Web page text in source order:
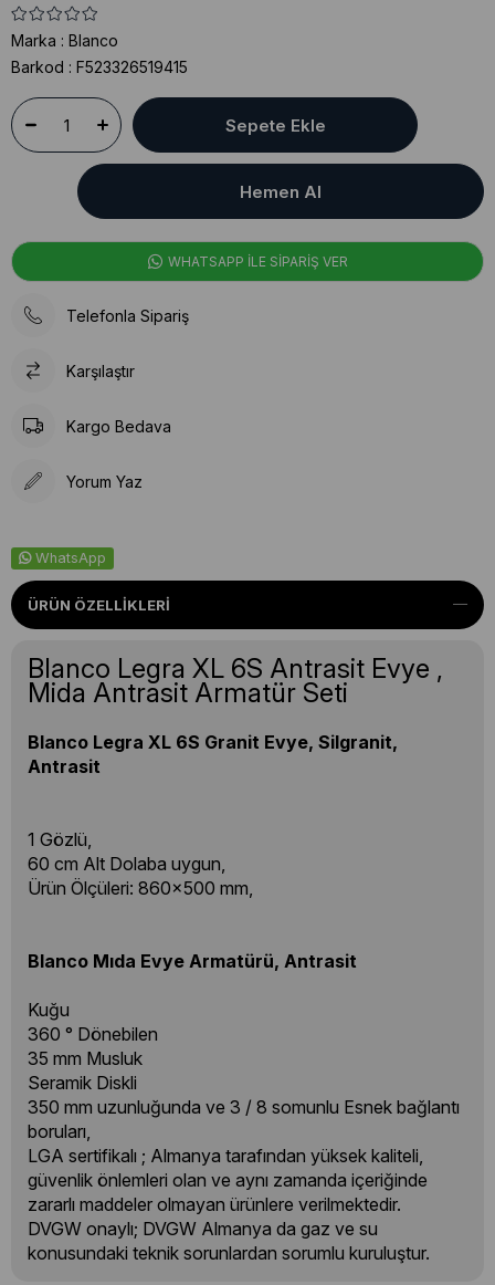
Marka : Blanco
Barkod : F523326519415
WHATSAPP İLE SİPARİŞ VER
Telefonla Sipariş
Karşılaştır
Kargo Bedava
Yorum Yaz
WhatsApp
ÜRÜN ÖZELLIKLERI
Blanco Legra XL 6S Antrasit Evye ,
Mida Antrasit Armatür Seti
Blanco Legra XL 6S Granit Evye, Silgranit,
Antrasit
1 Gözlü,
60 cm Alt Dolaba uygun,
Ürün Ölçüleri: 860x500 mm,
Blanco Mıda Evye Armatürü, Antrasit
Kuğu
360 ° Dönebilen
35 mm Musluk
Seramik Diskli
350 mm uzunluğunda ve 3 / 8 somunlu Esnek bağlantı
boruları,
LGA sertifikalı ; Almanya tarafından yüksek kaliteli,
güvenlik önlemleri olan ve aynı zamanda içeriğinde
zararlı maddeler olmayan ürünlere verilmektedir.
DVGW onaylı; DVGW Almanya da gaz ve su
konusundaki teknik sorunlardan sorumlu kuruluştur.